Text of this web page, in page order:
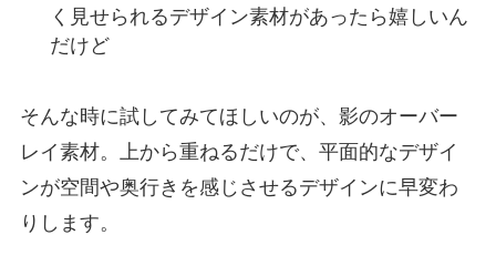
く見せられるデザイン素材があったら嬉しいん
だけど
そんな時に試してみてほしいのが、影のオーバー
レイ素材。上から重ねるだけで、平面的なデザイ
ンが空間や奥行きを感じさせるデザインに早変わ
りします。